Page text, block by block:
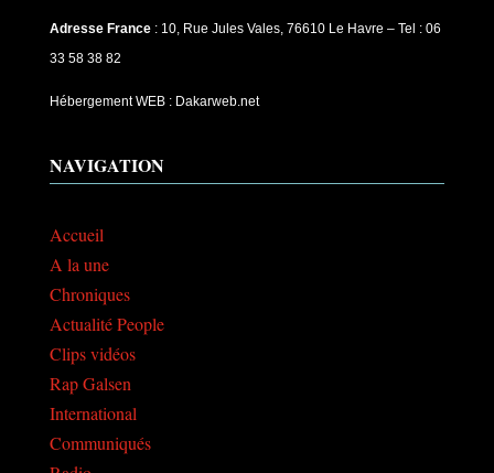
Adresse France: 10, Rue Jules Vales, 76610 Le Havre – Tel : 06
33 58 38 82
Hébergement WEB : Dakarweb.net
NAVIGATION
Accueil
A la une
Chroniques
Actualité People
Clips vidéos
Rap Galsen
International
Communiqués